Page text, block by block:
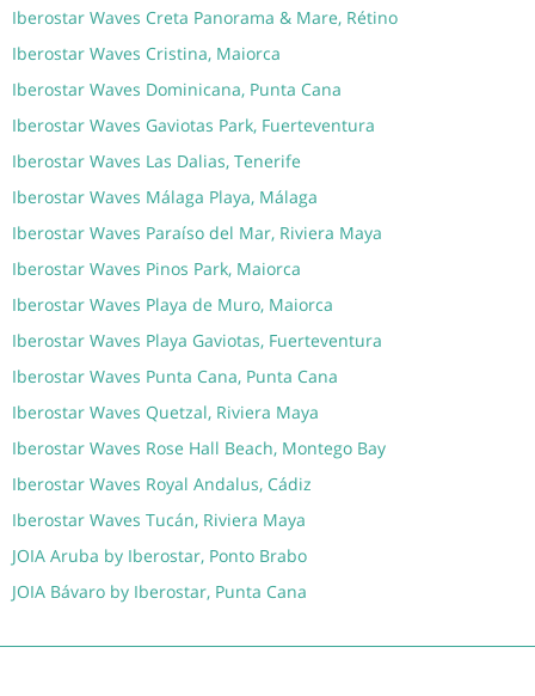
Iberostar Waves Creta Panorama & Mare, Rétino
Iberostar Waves Cristina, Maiorca
Iberostar Waves Dominicana, Punta Cana
Iberostar Waves Gaviotas Park, Fuerteventura
Iberostar Waves Las Dalias, Tenerife
Iberostar Waves Málaga Playa, Málaga
Iberostar Waves Paraíso del Mar, Riviera Maya
Iberostar Waves Pinos Park, Maiorca
Iberostar Waves Playa de Muro, Maiorca
Iberostar Waves Playa Gaviotas, Fuerteventura
Iberostar Waves Punta Cana, Punta Cana
Iberostar Waves Quetzal, Riviera Maya
Iberostar Waves Rose Hall Beach, Montego Bay
Iberostar Waves Royal Andalus, Cádiz
Iberostar Waves Tucán, Riviera Maya
JOIA Aruba by Iberostar, Ponto Brabo
JOIA Bávaro by Iberostar, Punta Cana